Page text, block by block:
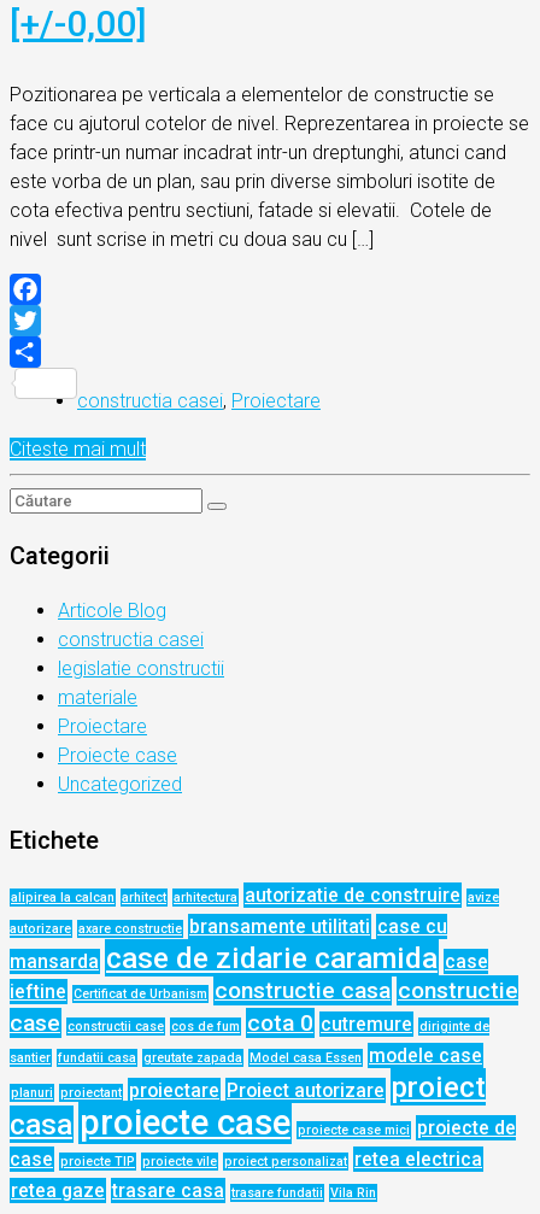
[+/-0,00]
Pozitionarea pe verticala a elementelor de constructie se
face cu ajutorul cotelor de nivel. Reprezentarea in proiecte se
face printr-un numar incadrat intr-un dreptunghi, atunci cand
este vorba de un plan, sau prin diverse simboluri isotite de
cota efectiva pentru sectiuni, fatade si elevatii. Cotele de
nivel sunt scrise in metri cu doua sau cu […]
Facebook
Twitter
constructia casei, Proiectare
Citeste mai mult
Categorii
Articole Blog
constructia casei
legislatie constructii
materiale
Proiectare
Proiecte case
Uncategorized
Etichete
alipirea la calcan arhitect arhitectura autorizatie de construire avize
autorizare axare constructie bransamente utilitati case cu
mansarda case de zidarie caramida case
ieftine Certificat de Urbanism constructie casa constructie
case constructii case cos de fum cota 0 cutremure diriginte de
santier fundatii casa greutate zapada Model casa Essen modele case
planuri proiectant proiectare Proiect autorizare proiect
casa proiecte case proiecte case mici
proiecte de
case proiecte TIP proiecte vile proiect personalizat retea electrica
retea gaze trasare casa trasare fundatii Vila Rin